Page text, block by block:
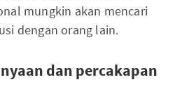
mungkin akan mencari
dengan orang lain.
dan percakapan